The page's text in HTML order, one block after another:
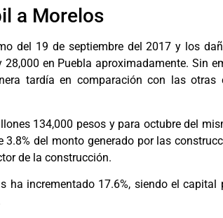
a Morelos
del 19 de septiembre del 2017 y los
en Puebla aproximadamente. Sin
tardía en comparación con las otras
134,000 pesos y para octubre del
del monto generado por las
de la construcción.
ha incrementado 17.6%, siendo el capital